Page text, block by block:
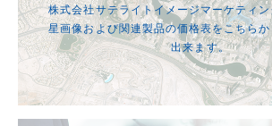
株式会社サテライトイメージマーケティ
星画像および関連製品の価格表をこちら
出来ます。